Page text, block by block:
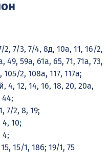
7/3, 7/4, 8д, 10а, 11, 16/2,
49, 59а, 61а, 65, 71, 71а, 73,
2, 108а, 117, 117а;
4, 12, 14, 16, 18, 20, 20а,
44;
7/2, 8, 19;
10;
4;
15/1, 18б; 19/1, 75